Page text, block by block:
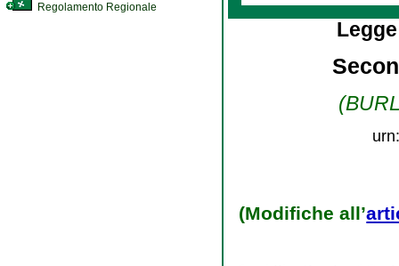
Regolamento Regionale
(Modifiche all’